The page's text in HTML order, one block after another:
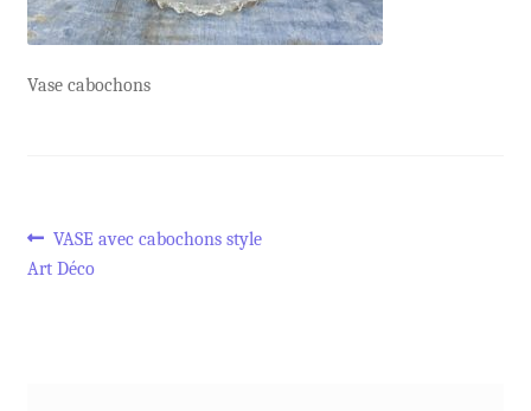
Vase cabochons
Navigation
Article
précédent :
VASE avec cabochons style
Art Déco